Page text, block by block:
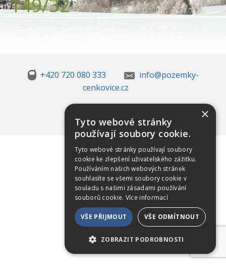
+420 720 080 333
info@pozemky-
cenkovice.cz
×
Tyto webové stránky
používají soubory cookie.
Tyto webové stránky používají soubory
cookie ke zlepšení uživatelského zážitku.
Používáním našich webových stránek
souhlasíte se všemi soubory cookie v
souladu s našimi zásadami používání
souborů cookie. Více informací
VŠE PŘIJMOUT VŠE ODMÍTNOUT
ZOBRAZIT PODROBNOSTI
NEZBYTNÉ